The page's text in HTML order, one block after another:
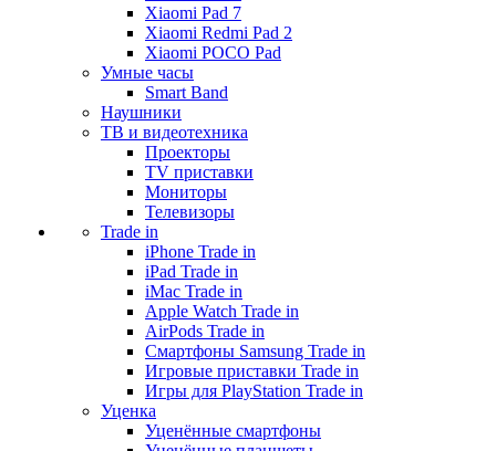
Xiaomi Pad 7
Xiaomi Redmi Pad 2
Xiaomi POCO Pad
Умные часы
Smart Band
Наушники
ТВ и видеотехника
Проекторы
TV приставки
Мониторы
Телевизоры
Trade in
iPhone Trade in
iPad Trade in
iMac Trade in
Apple Watch Trade in
AirPods Trade in
Смартфоны Samsung Trade in
Игровые приставки Trade in
Игры для PlayStation Trade in
Уценка
Уценённые смартфоны